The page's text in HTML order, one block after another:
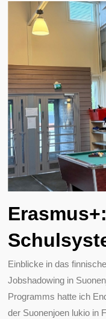
Einblicke in das
Jobshadowing in
Programms hatte ich
der Suonenjoen lukio in